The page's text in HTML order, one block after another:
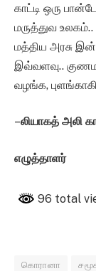
காட்டி ஒரு
மருத்துவ
மத்திய அரசு
இவ்வளவு..
வழங்க,
–லியாகத் அலி
எழுத்தாளர்
96 total
கொரானா